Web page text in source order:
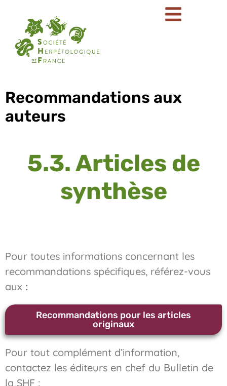
Recommandations aux
auteurs
5.3. Articles de
synthèse
Pour toutes informations concernant les
recommandations spécifiques, référez-vous
aux :
Recommandations pour les articles
originaux
Pour tout complément d’information,
contactez les éditeurs en chef du Bulletin de
la SHF :